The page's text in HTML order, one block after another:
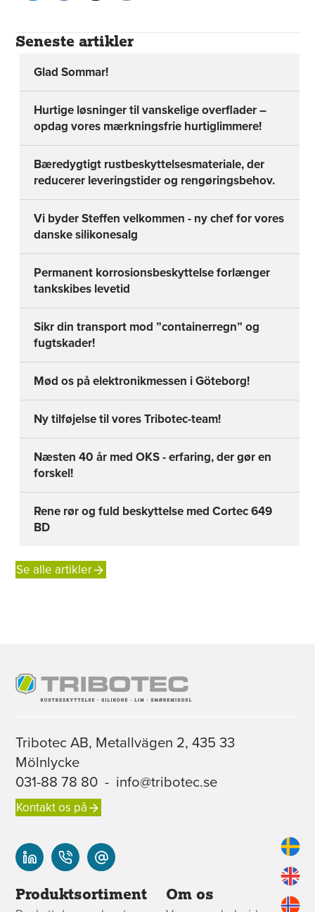
Seneste artikler
Glad Sommar!
Hurtige løsninger til vanskelige overflader –
opdag vores mærkningsfrie hurtiglimmere!
Bæredygtigt rustbeskyttelsesmateriale, der
reducerer leveringstider og rengøringsbehov.
Vi byder Steffen velkommen - ny chef for vores
danske silikonesalg
Permanent korrosionsbeskyttelse forlænger
tankskibes levetid
Sikr din transport mod ”containerregn” og
fugtskader!
Mød os på elektronikmessen i Göteborg!
Ny tilføjelse til vores Tribotec-team!
Næsten 40 år med OKS - erfaring, der gør en
forskel!
Rene rør og fuld beskyttelse med Cortec 649
BD
Se alle artikler
Tribotec AB, Metallvägen 2, 435 33
Mölnlycke
031-88 78 80 - info@tribotec.se
Kontakt os på
Produktsortiment Om os